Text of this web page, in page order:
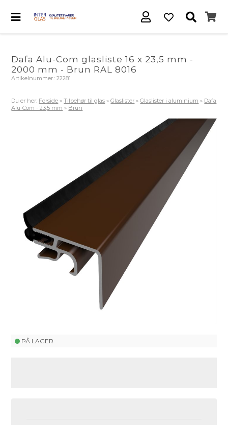
Dafa Alu-Com glasliste 16 x 23,5 mm -
2000 mm - Brun RAL 8016
Artikelnummer.:22281
Du er her: Forside »Tilbehør til glas »Glaslister »Glaslister i aluminium » Dafa
Alu-Com - 23,5 mm » Brun
PÅ LAGER